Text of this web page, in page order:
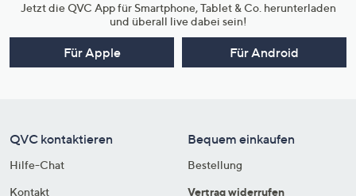
Jetzt die QVC App für Smartphone, Tablet & Co. herunterladen
und überall live dabei sein!
Für Apple Für Android
QVC kontaktieren
Hilfe-Chat
Kontakt
Bequem einkaufen
Bestellung
Vertrag widerrufen